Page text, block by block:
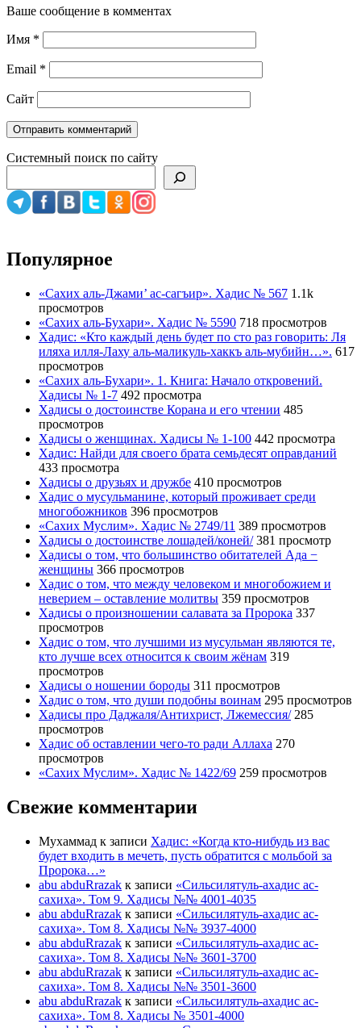
Ваше сообщение в комментах
Имя *
Email *
Сайт
Системный поиск по сайту
Популярное
«Сахих аль-Джами’ ас-сагъир». Хадис № 567 1.1k
просмотров
«Сахих аль-Бухари». Хадис № 5590 718 просмотров
Хадис: «Кто каждый день будет по сто раз говорить: Ля
иляха илля-Лаху аль-маликуль-хаккъ аль-мубийн…». 617
просмотров
«Сахих аль-Бухари». 1. Книга: Начало откровений.
Хадисы № 1-7 492 просмотра
Хадисы о достоинстве Корана и его чтении 485
просмотров
Хадисы о женщинах. Хадисы № 1-100 442 просмотра
Хадис: Найди для своего брата семьдесят оправданий
433 просмотра
Хадисы о друзьях и дружбе 410 просмотров
Хадис о мусульманине, который проживает среди
многобожников 396 просмотров
«Сахих Муслим». Хадис № 2749/11 389 просмотров
Хадисы о достоинстве лошадей/коней/ 381 просмотр
Хадисы о том, что большинство обитателей Ада −
женщины 366 просмотров
Хадис о том, что между человеком и многобожием и
неверием – оставление молитвы 359 просмотров
Хадисы о произношении салавата за Пророка 337
просмотров
Хадис о том, что лучшими из мусульман являются те,
кто лучше всех относится к своим жёнам 319
просмотров
Хадисы о ношении бороды 311 просмотров
Хадис о том, что души подобны воинам 295 просмотров
Хадисы про Даджаля/Антихрист, Лжемессия/ 285
просмотров
Хадис об оставлении чего-то ради Аллаха 270
просмотров
«Сахих Муслим». Хадис № 1422/69 259 просмотров
Свежие комментарии
Мухаммад к записи Хадис: «Когда кто-нибудь из вас
будет входить в мечеть, пусть обратится с мольбой за
Пророка…»
abu abduRrazak к записи «Сильсилятуль-ахадис ас-
сахиха». Том 9. Хадисы №№ 4001-4035
abu abduRrazak к записи «Сильсилятуль-ахадис ас-
сахиха». Том 8. Хадисы №№ 3937-4000
abu abduRrazak к записи «Сильсилятуль-ахадис ас-
сахиха». Том 8. Хадисы №№ 3601-3700
abu abduRrazak к записи «Сильсилятуль-ахадис ас-
сахиха». Том 8. Хадисы №№ 3501-3600
abu abduRrazak к записи «Сильсилятуль-ахадис ас-
сахиха». Том 8. Хадисы № 3501-4000